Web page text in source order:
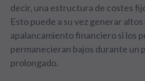
decir, una estructura de costes
Esto puede a su vez generar
apalancamiento financiero si los
permanecieran bajos durante un
prolongado.